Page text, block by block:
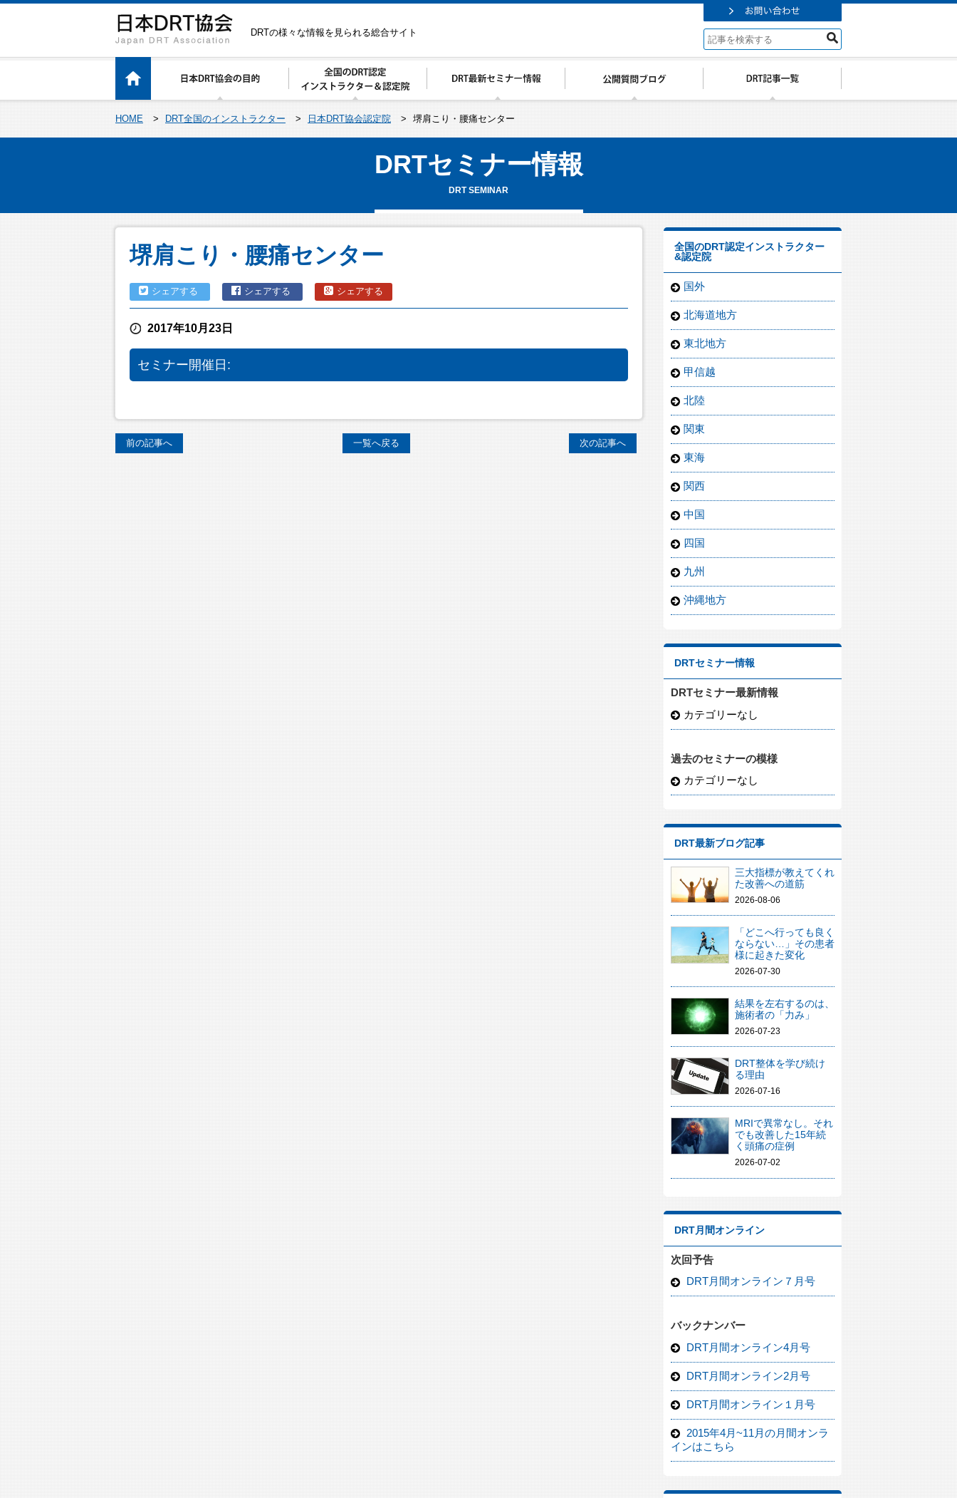
DRTの様々な情報を見られる総合サイト
HOME > DRT全国のインストラクター > 日本DRT協会認定院 > 堺肩こり・腰痛センター
DRTセミナー情報
DRT SEMINAR
堺肩こり・腰痛センター
シェアする シェアする シェアする
2017年10月23日
セミナー開催日:
前の記事へ 一覧へ戻る 次の記事へ
全国のDRT認定インストラクター
&認定院
国外
北海道地方
東北地方
甲信越
北陸
関東
東海
関西
中国
四国
九州
沖縄地方
DRTセミナー情報
DRTセミナー最新情報
カテゴリーなし
過去のセミナーの模様
カテゴリーなし
DRT最新ブログ記事
三大指標が教えてくれ
た改善への道筋
2026-08-06
「どこへ行っても良く
ならない…」その患者
様に起きた変化
2026-07-30
結果を左右するのは、
施術者の「力み」
2026-07-23
DRT整体を学び続け
る理由
2026-07-16
MRIで異常なし。それ
でも改善した15年続
く頭痛の症例
2026-07-02
DRT月間オンライン
次回予告
DRT月間オンライン７月号
バックナンバー
DRT月間オンライン4月号
DRT月間オンライン2月号
DRT月間オンライン１月号
2015年4月~11月の月間オンラ
インはこちら